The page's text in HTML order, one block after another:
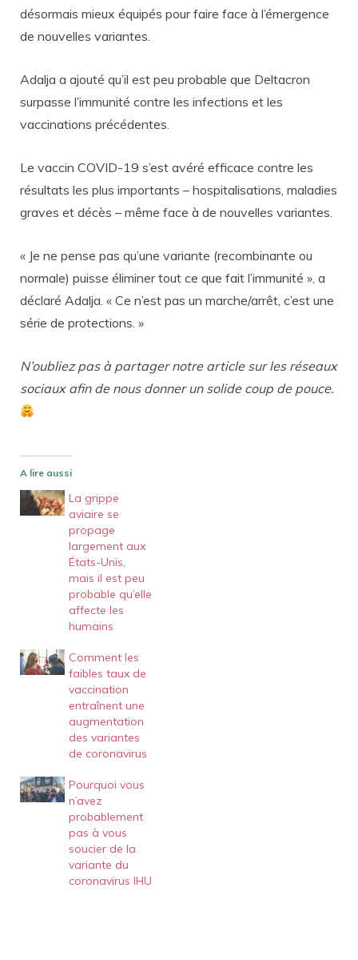
désormais mieux équipés pour faire face à l’émergence
de nouvelles variantes.
Adalja a ajouté qu’il est peu probable que Deltacron
surpasse l’immunité contre les infections et les
vaccinations précédentes.
Le vaccin COVID-19 s’est avéré efficace contre les
résultats les plus importants – hospitalisations, maladies
graves et décès – même face à de nouvelles variantes.
« Je ne pense pas qu’une variante (recombinante ou
normale) puisse éliminer tout ce que fait l’immunité », a
déclaré Adalja. « Ce n’est pas un marche/arrêt, c’est une
série de protections. »
N’oubliez pas à partager notre article sur les réseaux
sociaux afin de nous donner un solide coup de pouce.
A lire aussi
La grippe
aviaire se
propage
largement aux
États-Unis,
mais il est peu
probable qu’elle
affecte les
humains
Comment les
faibles taux de
vaccination
entraînent une
augmentation
des variantes
de coronavirus
Pourquoi vous
n’avez
probablement
pas à vous
soucier de la
variante du
coronavirus IHU